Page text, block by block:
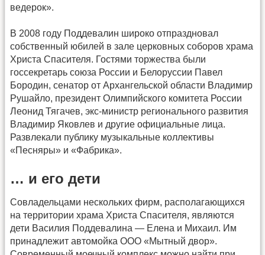
ведерок».
В 2008 году Поддевалин широко отпраздновал
собственный юбилей в зале церковных соборов храма
Христа Спасителя. Гостями торжества были
госсекретарь союза России и Белоруссии Павел
Бородин, сенатор от Архангельской области Владимир
Рушайло, президент Олимпийского комитета России
Леонид Тягачев, экс-министр регионального развития
Владимир Яковлев и другие официальные лица.
Развлекали публику музыкальные коллективы
«Песняры» и «Фабрика».
… и его дети
Совладельцами нескольких фирм, располагающихся
на территории храма Христа Спасителя, являются
дети Василия Поддевалина — Елена и Михаил. Им
принадлежит автомойка ООО «Мытный двор».